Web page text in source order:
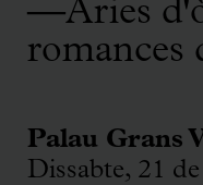
—Àries
romances
Palau Grans
Dissabte, 21